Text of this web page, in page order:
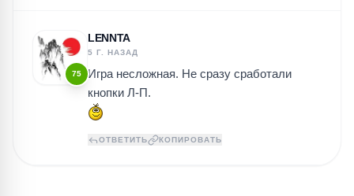
75
LENNTA
5 Г. НАЗАД
Игра несложная. Не сразу сработали
кнопки Л-П.
ОТВЕТИТЬ КОПИРОВАТЬ